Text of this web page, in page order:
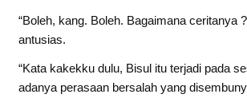
“Boleh, kang. Boleh. Bagaimana ceritanya
antusias.
“Kata kakekku dulu, Bisul itu terjadi pada
adanya perasaan bersalah yang